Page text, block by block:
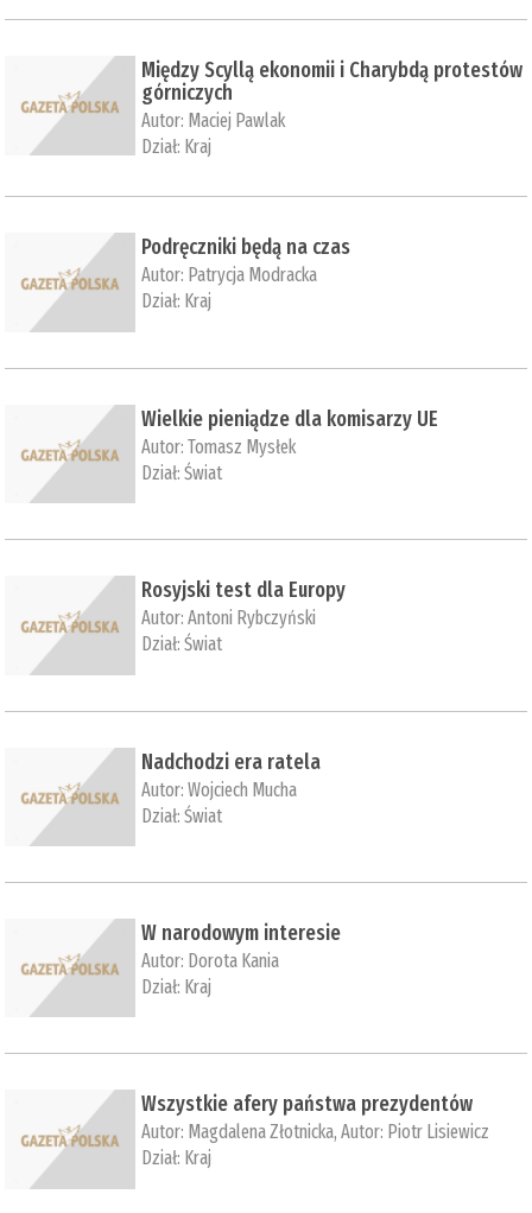
Między Scyllą ekonomii i Charybdą protestów
górniczych
Autor: Maciej Pawlak
Dział: Kraj
Podręczniki będą na czas
Autor: Patrycja Modracka
Dział: Kraj
Wielkie pieniądze dla komisarzy UE
Autor:Tomasz Mysłek
Dział:Świat
Rosyjski test dla Europy
Autor:Antoni Rybczyński
Dział:Świat
Nadchodzi era ratela
Autor:Wojciech Mucha
Dział:Świat
W narodowym interesie
Autor: Dorota Kania
Dział: Kraj
Wszystkie afery państwa prezydentów
Autor: Magdalena Złotnicka, Autor: Piotr Lisiewicz
Dział: Kraj